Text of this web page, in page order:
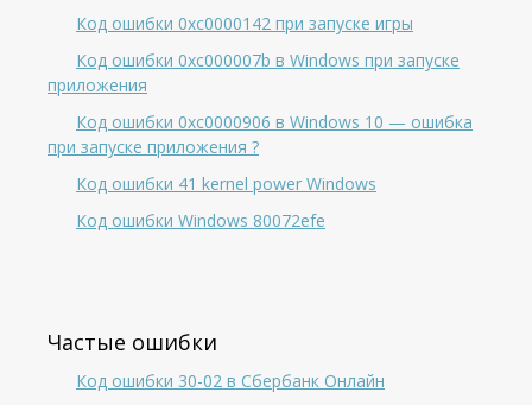
Код ошибки 0xc0000142 при запуске игры
Код ошибки 0xc000007b в Windows при запуске
приложения
Код ошибки 0xc0000906 в Windows 10 — ошибка
при запуске приложения ?
Код ошибки 41 kernel power Windows
Код ошибки Windows 80072efe
Частые ошибки
Код ошибки 30-02 в Сбербанк Онлайн